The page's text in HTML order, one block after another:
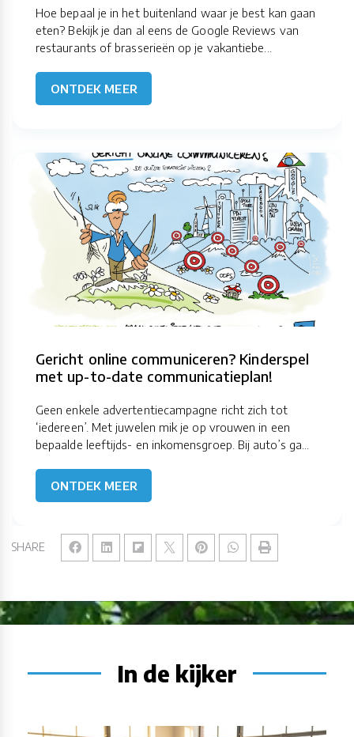
SHARE
Hoe bepaal je in het buitenland waar je best kan gaan
eten? Bekijk je dan al eens de Google Reviews van
restaurants of brasserieën op je vakantiebe...
ONTDEK MEER
Gericht online communiceren? Kinderspel
met up-to-date communicatieplan!
Geen enkele advertentiecampagne richt zich tot
‘iedereen’. Met juwelen mik je op vrouwen in een
bepaalde leeftijds- en inkomensgroep. Bij auto’s ga...
ONTDEK MEER
In de kijker